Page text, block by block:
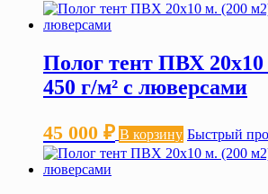
Полог тент ПВХ
450 г/м² с люверсами
45 000 ₽ В корзину Быстрый